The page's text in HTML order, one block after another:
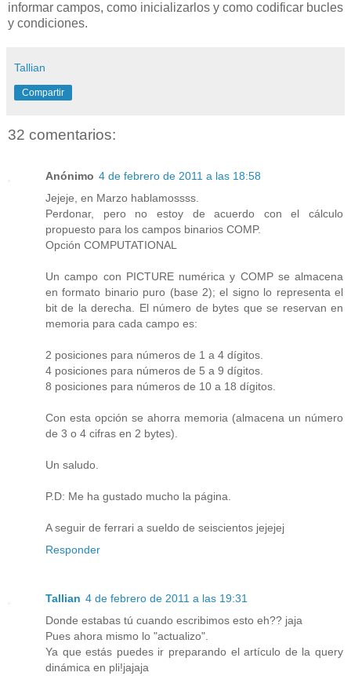
informar campos, como inicializarlos y como codificar bucles
y condiciones.
Tallian
Compartir
32 comentarios:
Anónimo 4 de febrero de 2011 a las 18:58
Jejeje, en Marzo hablamossss.
Perdonar, pero no estoy de acuerdo con el cálculo
propuesto para los campos binarios COMP.
Opción COMPUTATIONAL
Un campo con PICTURE numérica y COMP se almacena
en formato binario puro (base 2); el signo lo representa el
bit de la derecha. El número de bytes que se reservan en
memoria para cada campo es:
2 posiciones para números de 1 a 4 dígitos.
4 posiciones para números de 5 a 9 dígitos.
8 posiciones para números de 10 a 18 dígitos.
Con esta opción se ahorra memoria (almacena un número
de 3 o 4 cifras en 2 bytes).
Un saludo.
P.D: Me ha gustado mucho la página.
A seguir de ferrari a sueldo de seiscientos jejejej
Responder
Tallian 4 de febrero de 2011 a las 19:31
Donde estabas tú cuando escribimos esto eh?? jaja
Pues ahora mismo lo "actualizo".
Ya que estás puedes ir preparando el artículo de la query
dinámica en pli!jajaja